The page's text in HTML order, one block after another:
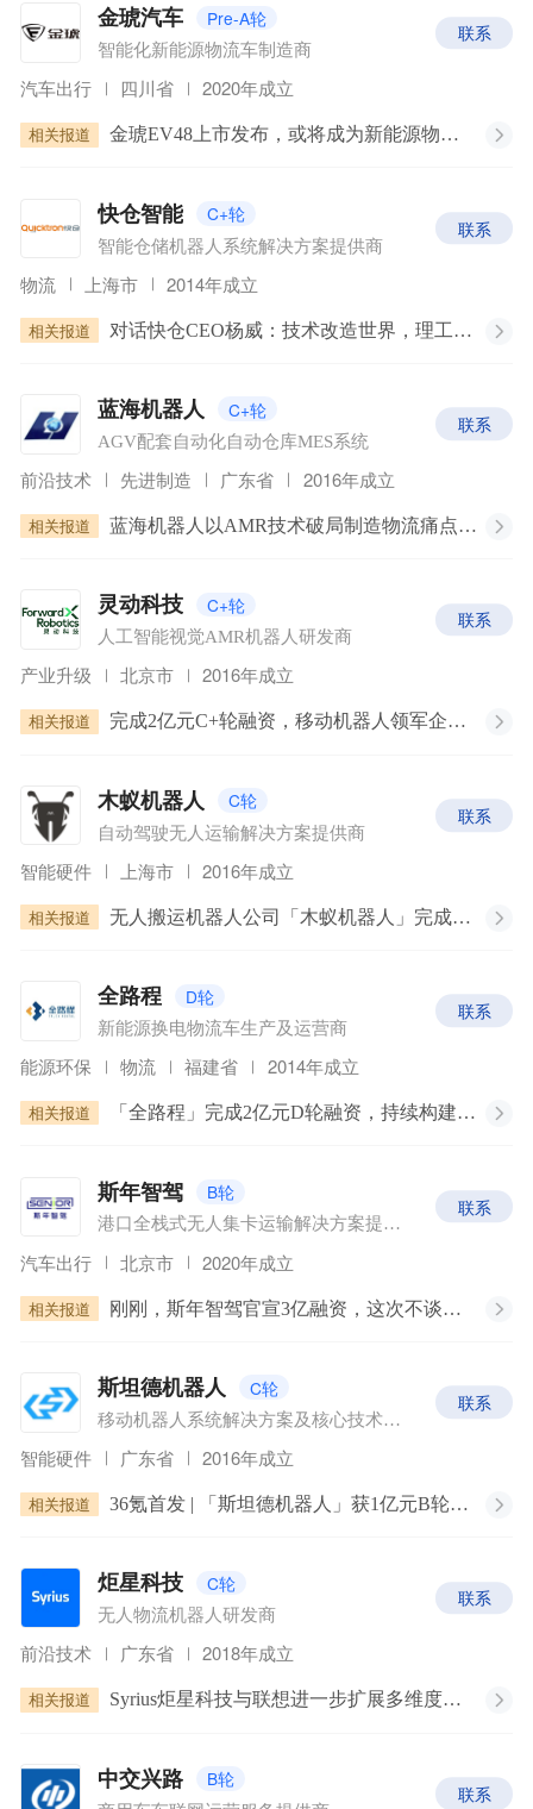
金琥汽车 Pre-A轮
智能化新能源物流车制造商
联系
汽车出行 四川省 2020年成立
相关报道 金琥EV48上市发布，或将成为新能源物流车行业“颠覆者”
快仓智能 C+轮
智能仓储机器人系统解决方案提供商
联系
物流 上海市 2014年成立
相关报道 对话快仓CEO杨威：技术改造世界，理工男的浪漫与想象
蓝海机器人 C+轮
AGV配套自动化自动仓库MES系统
联系
前沿技术 先进制造 广东省 2016年成立
相关报道 蓝海机器人以AMR技术破局制造物流痛点，寻求新一轮融资
灵动科技 C+轮
人工智能视觉AMR机器人研发商
联系
产业升级 北京市 2016年成立
相关报道 完成2亿元C+轮融资，移动机器人领军企业灵动科技再获资本高度认可
木蚁机器人 C轮
自动驾驶无人运输解决方案提供商
联系
智能硬件 上海市 2016年成立
相关报道 无人搬运机器人公司「木蚁机器人」完成B3轮融资，将拓展欧美无人叉车市场 | 36氪首发
全路程 D轮
新能源换电物流车生产及运营商
联系
能源环保 物流 福建省 2014年成立
相关报道 「全路程」完成2亿元D轮融资，持续构建换电体系生态 | 36氪首发
斯年智驾 B轮
港口全栈式无人集卡运输解决方案提供商
联系
汽车出行 北京市 2020年成立
相关报道 刚刚，斯年智驾官宣3亿融资，这次不谈技术谈生意
斯坦德机器人 C轮
移动机器人系统解决方案及核心技术提供商
联系
智能硬件 广东省 2016年成立
相关报道 36氪首发 | 「斯坦德机器人」获1亿元B轮融资，引领工业柔性物流多行业落地
炬星科技 C轮
无人物流机器人研发商
联系
前沿技术 广东省 2018年成立
相关报道 Syrius炬星科技与联想进一步扩展多维度战略合作
中交兴路 B轮
联系